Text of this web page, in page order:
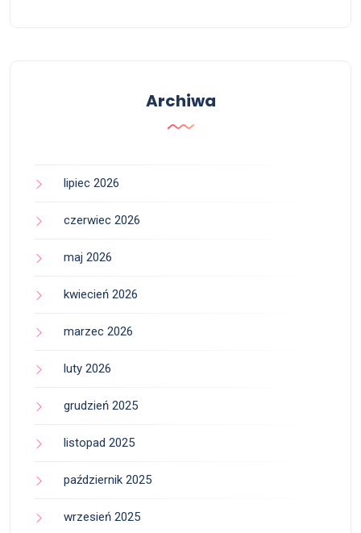
Archiwa
lipiec 2026
czerwiec 2026
maj 2026
kwiecień 2026
marzec 2026
luty 2026
grudzień 2025
listopad 2025
październik 2025
wrzesień 2025